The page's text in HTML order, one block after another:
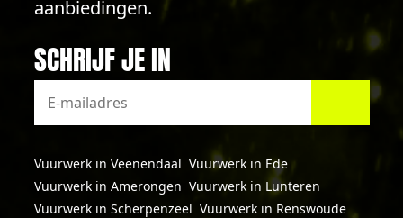
aanbiedingen.
SCHRIJF JE IN
Vuurwerk in Veenendaal Vuurwerk in Ede
Vuurwerk in Amerongen Vuurwerk in Lunteren
Vuurwerk in Scherpenzeel Vuurwerk in Renswoude